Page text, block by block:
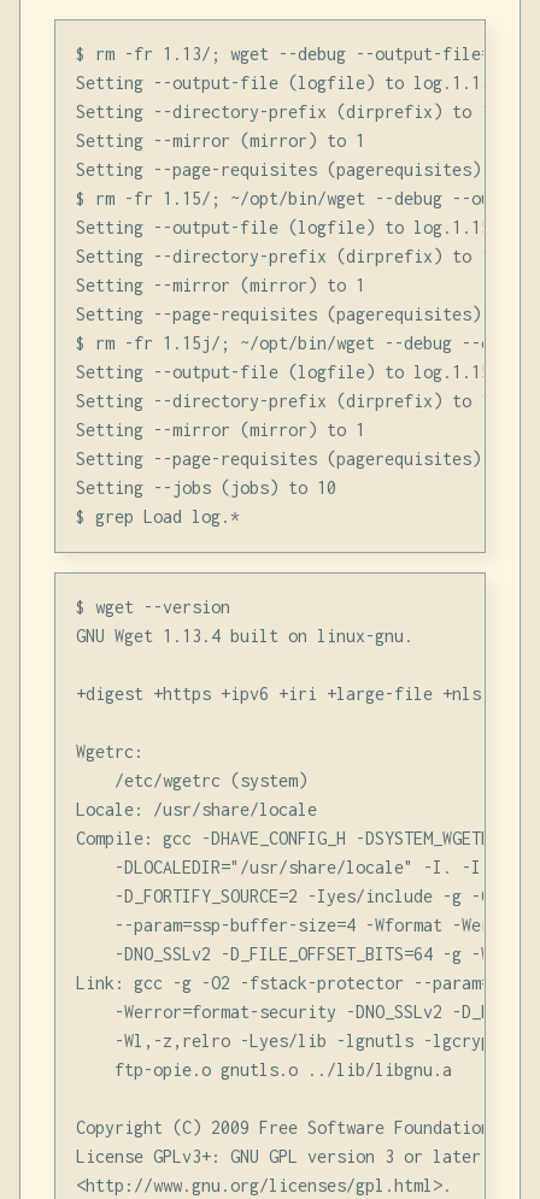
$ rm -fr 1.13/; wget --debug --output-
Setting --output-file (logfile) to log.1.13
Setting --directory-prefix (dirprefix) to 1.13
Setting --mirror (mirror) to 1
Setting --page-requisites (pagerequisites) to 1
$ rm -fr 1.15/; ~/opt/bin/wget --debug --
Setting --output-file (logfile) to log.1.15
Setting --directory-prefix (dirprefix) to 1.15
Setting --mirror (mirror) to 1
Setting --page-requisites (pagerequisites) to 1
$ rm -fr 1.15j/; ~/opt/bin/wget --debug --
Setting --output-file (logfile) to log.1.15j
Setting --directory-prefix (dirprefix) to 1.15j
Setting --mirror (mirror) to 1
Setting --page-requisites (pagerequisites) to 1
Setting --jobs (jobs) to 10
$ wget --version
GNU Wget 1.13.4 built on linux-gnu.
+digest +https +ipv6 +iri +large-file +nls -
Wgetrc:
    /etc/wgetrc (system)
Locale: /usr/share/locale
Compile: gcc -DHAVE_CONFIG_H -
-DLOCALEDIR="/usr/share/locale" -I. -I../
-D_FORTIFY_SOURCE=2 -Iyes/include -g -O2 -
--param=ssp-buffer-size=4 -Wformat -
    -DNO_SSLv2 -D_FILE_OFFSET_BITS=64 -g -Wall
Link: gcc -g -O2 -fstack-protector --param=ssp-
-Werror=format-security -DNO_SSLv2 -
-Wl,-z,relro -Lyes/lib -lgnutls -lgcrypt -
    ftp-opie.o gnutls.o ../lib/libgnu.a
Copyright (C) 2009 Free Software Foundation,
License GPLv3+: GNU GPL version 3 or later
<http://www.gnu.org/licenses/gpl.html>.